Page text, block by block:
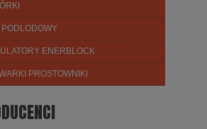
PODLODOWY
ENERBLOCK
PROSTOWNIKI